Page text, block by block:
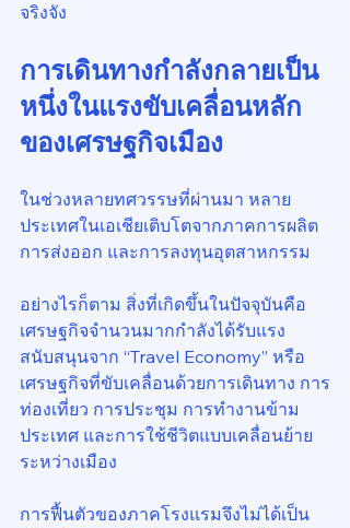
จริงจัง
การเดินทางกำลังกลายเป็น
หนึ่งในแรงขับเคลื่อนหลัก
ของเศรษฐกิจเมือง
ในช่วงหลายทศวรรษที่ผ่านมา หลาย
ประเทศในเอเชียเติบโตจากภาคการผลิต
การส่งออก และการลงทุนอุตสาหกรรม
อย่างไรก็ตาม สิ่งที่เกิดขึ้นในปัจจุบันคือ
เศรษฐกิจจำนวนมากกำลังได้รับแรง
สนับสนุนจาก “Travel Economy” หรือ
เศรษฐกิจที่ขับเคลื่อนด้วยการเดินทาง การ
ท่องเที่ยว การประชุม การทำงานข้าม
ประเทศ และการใช้ชีวิตแบบเคลื่อนย้าย
ระหว่างเมือง
การฟื้นตัวของภาคโรงแรมจึงไม่ได้เป็น